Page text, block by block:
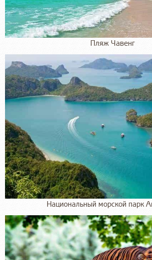
Пляж Чавенг
Национальный морской парк